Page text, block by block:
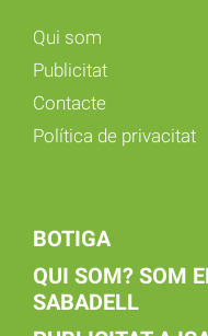
Qui som
Publicitat
Contacte
Política de privacitat
BOTIGA
QUI SOM? SOM
SABADELL